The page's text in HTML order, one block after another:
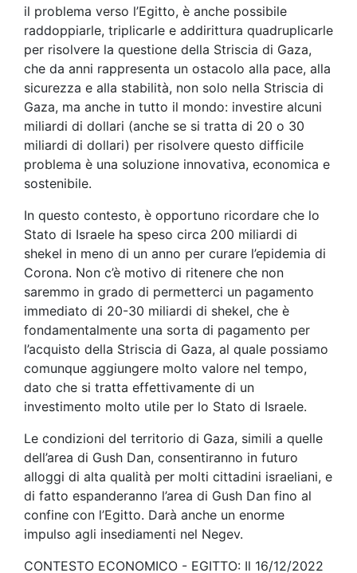
il problema verso l’Egitto, è anche possibile
raddoppiarle, triplicarle e addirittura quadruplicarle
per risolvere la questione della Striscia di Gaza,
che da anni rappresenta un ostacolo alla pace, alla
sicurezza e alla stabilità, non solo nella Striscia di
Gaza, ma anche in tutto il mondo: investire alcuni
miliardi di dollari (anche se si tratta di 20 o 30
miliardi di dollari) per risolvere questo difficile
problema è una soluzione innovativa, economica e
sostenibile.
In questo contesto, è opportuno ricordare che lo
Stato di Israele ha speso circa 200 miliardi di
shekel in meno di un anno per curare l’epidemia di
Corona. Non c’è motivo di ritenere che non
saremmo in grado di permetterci un pagamento
immediato di 20-30 miliardi di shekel, che è
fondamentalmente una sorta di pagamento per
l’acquisto della Striscia di Gaza, al quale possiamo
comunque aggiungere molto valore nel tempo,
dato che si tratta effettivamente di un
investimento molto utile per lo Stato di Israele.
Le condizioni del territorio di Gaza, simili a quelle
dell’area di Gush Dan, consentiranno in futuro
alloggi di alta qualità per molti cittadini israeliani, e
di fatto espanderanno l’area di Gush Dan fino al
confine con l’Egitto. Darà anche un enorme
impulso agli insediamenti nel Negev.
CONTESTO ECONOMICO - EGITTO: Il 16/12/2022